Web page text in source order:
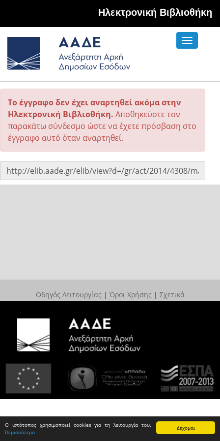
Δέχομαι
Ο ιστότοπος χρησιμοποιεί cookies για τη λειτουργία του.
Περισσότερα
Hλεκτρονική Βιβλιοθήκη
Toggle
Το έγγραφο δεν έχει αναρτηθεί ακόμα στην
Ηλεκτρονική Βιβλιοθήκη. Αποθηκεύστε τον
παρακάτω σύνδεσμο ώστε να έχετε πρόσβαση στο
έγγραφο αυτό όταν αναρτηθεί.
Οδηγός Λειτουργίας | Όροι Χρήσης | Σχετικά